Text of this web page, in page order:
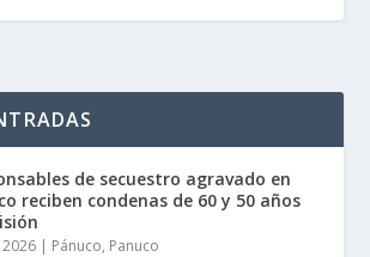
de secuestro agravado en
reciben condenas de 60 y 50 años
| Pánuco, Panuco